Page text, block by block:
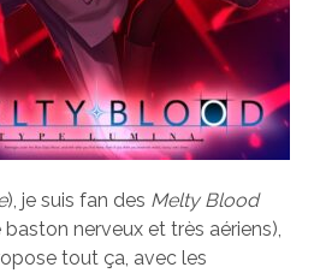
), je suis fan des Melty Blood
nerveux et très aériens),
tout ça, avec les